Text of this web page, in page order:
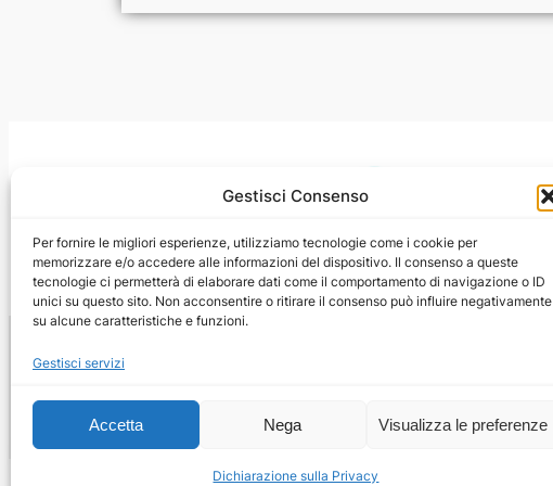
Gestisci Consenso
Per fornire le migliori esperienze, utilizziamo tecnologie come i cookie per
memorizzare e/o accedere alle informazioni del dispositivo. Il consenso a queste
tecnologie ci permetterà di elaborare dati come il comportamento di navigazione o ID
unici su questo sito. Non acconsentire o ritirare il consenso può influire negativamente
su alcune caratteristiche e funzioni.
Gestisci servizi
Accetta Nega Visualizza le preferenze
Dichiarazione sulla Privacy